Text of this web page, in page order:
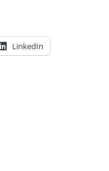
LinkedIn